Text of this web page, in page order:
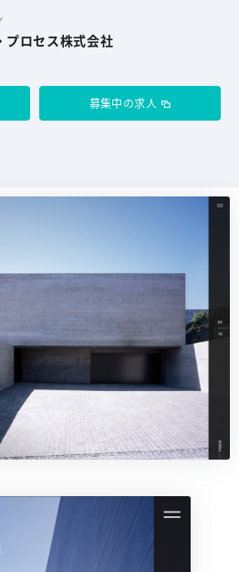
プロセス株式会社
募集中の求人